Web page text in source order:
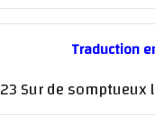
Traduction
23 Sur de